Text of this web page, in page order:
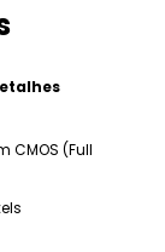
CMOS (Full